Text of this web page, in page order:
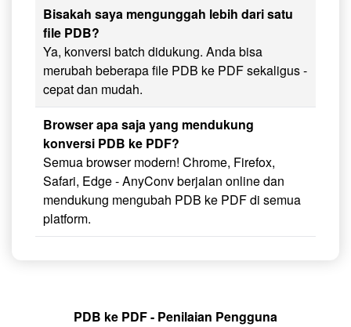
Bisakah saya mengunggah lebih dari satu
file PDB?
Ya, konversi batch didukung. Anda bisa
merubah beberapa file PDB ke PDF sekaligus -
cepat dan mudah.
Browser apa saja yang mendukung
konversi PDB ke PDF?
Semua browser modern! Chrome, Firefox,
Safari, Edge - AnyConv berjalan online dan
mendukung mengubah PDB ke PDF di semua
platform.
PDB ke PDF - Penilaian Pengguna